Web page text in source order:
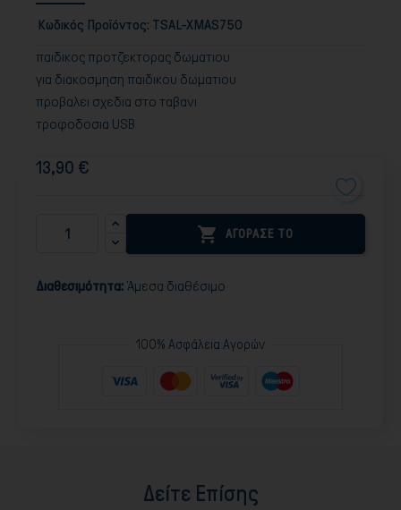
Κωδικός Προϊόντος: TSAL-XMAS750
παιδικος προτζεκτορας δωματιου
για διακοσμηση παιδικου δωματιου
προβαλει σχεδια στο ταβανι
τροφοδοσια USB
13,90 €
 ΑΓΟΡΑΣΕ ΤΟ
Διαθεσιμότητα: Άμεσα διαθέσιμο
100% Ασφάλεια Αγορών
Δείτε Επίσης